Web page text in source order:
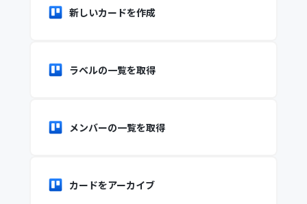
新しいカードを作成
ラベルの一覧を取得
メンバーの一覧を取得
カードをアーカイブ